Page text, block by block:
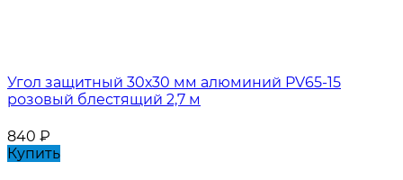
Угол защитный 30х30 мм алюминий PV65-15
розовый блестящий 2,7 м
840 ₽
Купить